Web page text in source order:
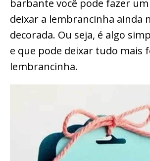
barbante você pode fazer
deixar a lembrancinha ainda
decorada. Ou seja, é algo
e que pode deixar tudo mais
lembrancinha.